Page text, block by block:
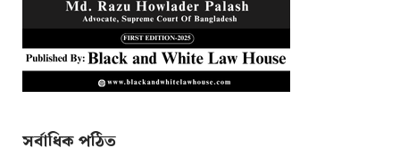
সর্বাধিক পঠিত